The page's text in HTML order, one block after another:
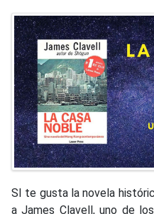
SI te gusta la novela
a James Clavell, uno de